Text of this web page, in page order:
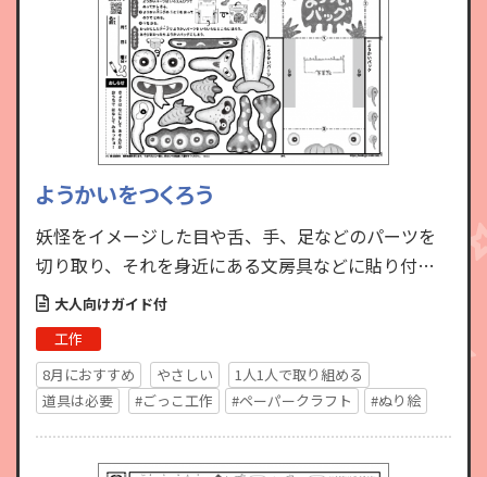
ようかいをつくろう
妖怪をイメージした目や舌、手、足などのパーツを
切り取り、それを身近にある文房具などに貼り付け
て妖怪を作ります。例えば筆箱に目と舌のパーツを付
けると、ゆかいな「…
大人向けガイド付
工作
8月におすすめ
やさしい
1人1人で取り組める
道具は必要
#ごっこ工作 #ペーパークラフト #ぬり絵